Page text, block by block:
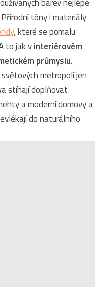
barev nejlépe
tóny i materiály
, které se pomalu
to jak vinteriérovém
průmyslu.
metropolí jen
stíhají doplňovat
a moderní domovy a
do naturálního